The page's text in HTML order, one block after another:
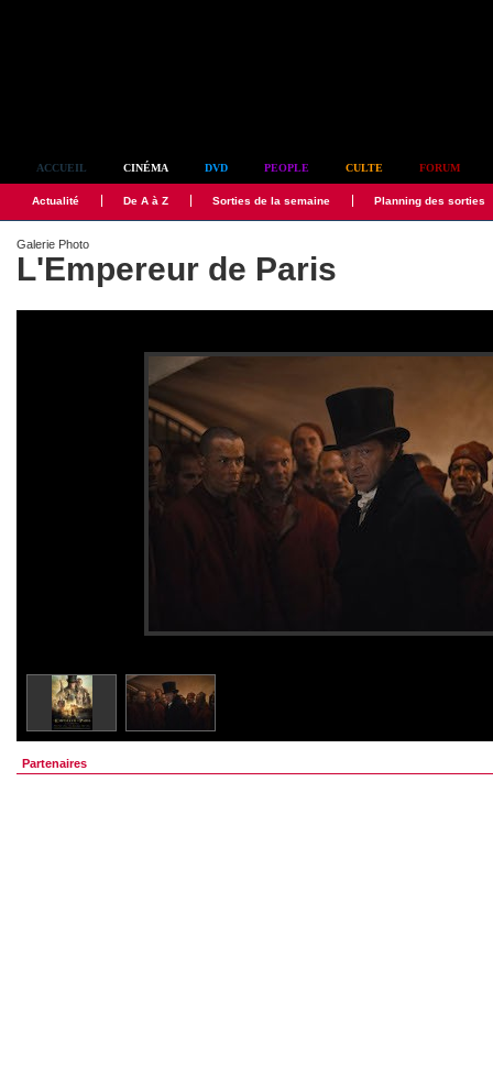
ACCUEIL CINÉMA DVD PEOPLE CULTE FORUM
Actualité De A à Z Sorties de la semaine Planning des sorties
Galerie Photo
L'Empereur de Paris
Partenaires